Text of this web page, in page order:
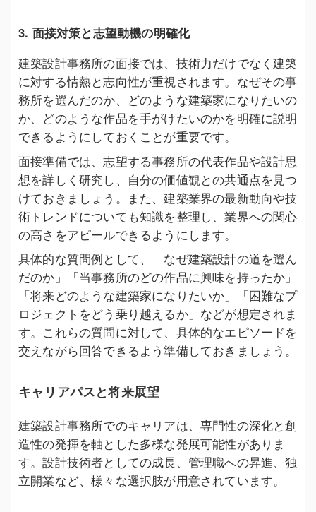
3. 面接対策と志望動機の明確化
建築設計事務所の面接では、技術力だけでなく建築
に対する情熱と志向性が重視されます。なぜその事
務所を選んだのか、どのような建築家になりたいの
か、どのような作品を手がけたいのかを明確に説明
できるようにしておくことが重要です。
面接準備では、志望する事務所の代表作品や設計思
想を詳しく研究し、自分の価値観との共通点を見つ
けておきましょう。また、建築業界の最新動向や技
術トレンドについても知識を整理し、業界への関心
の高さをアピールできるようにします。
具体的な質問例として、「なぜ建築設計の道を選ん
だのか」「当事務所のどの作品に興味を持ったか」
「将来どのような建築家になりたいか」「困難なプ
ロジェクトをどう乗り越えるか」などが想定されま
す。これらの質問に対して、具体的なエピソードを
交えながら回答できるよう準備しておきましょう。
キャリアパスと将来展望
建築設計事務所でのキャリアは、専門性の深化と創
造性の発揮を軸とした多様な発展可能性がありま
す。設計技術者としての成長、管理職への昇進、独
立開業など、様々な選択肢が用意されています。